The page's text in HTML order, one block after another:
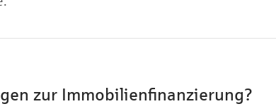
zur Immobilienfinanzierung?